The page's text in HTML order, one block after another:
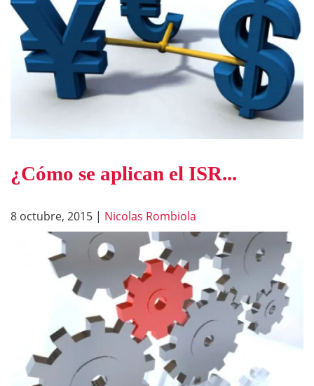
¿Cómo se aplican el ISR...
8 octubre, 2015 | Nicolas Rombiola